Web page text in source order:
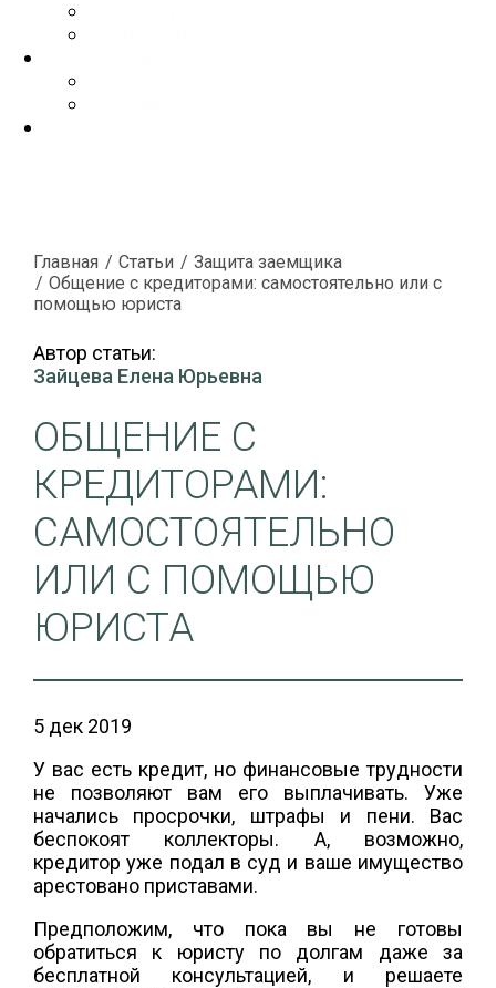
Главная Статьи
Защита заемщика
Общение с кредиторами: самостоятельно или с
помощью юриста
Автор статьи:
Зайцева Елена Юрьевна
ОБЩЕНИЕ С
КРЕДИТОРАМИ:
САМОСТОЯТЕЛЬНО
ИЛИ С ПОМОЩЬЮ
ЮРИСТА
5 дек 2019
У вас есть кредит, но финансовые трудности
не позволяют вам его выплачивать. Уже
начались просрочки, штрафы и пени. Вас
беспокоят коллекторы. А, возможно,
кредитор уже подал в суд и ваше имущество
арестовано приставами.
Предположим, что пока вы не готовы
обратиться к юристу по долгам даже за
бесплатной консультацией, и решаете